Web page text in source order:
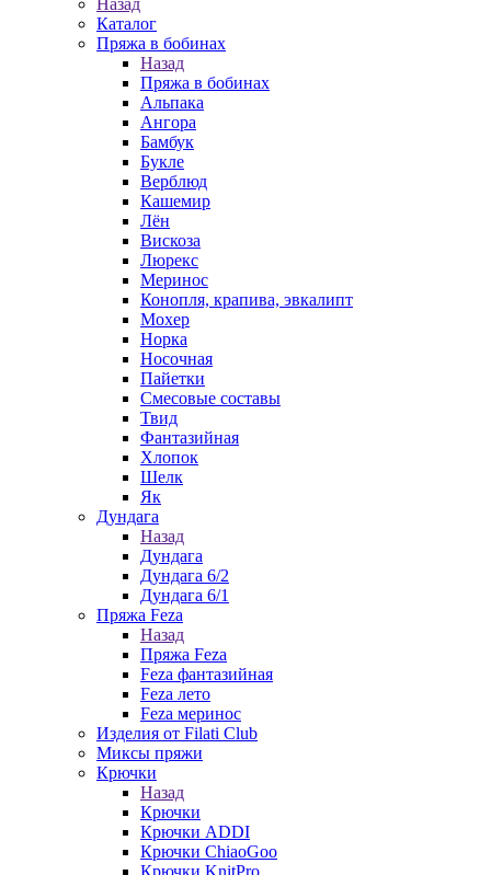
Каталог
Пряжа в бобинах
Назад
Пряжа в бобинах
Альпака
Ангора
Бамбук
Букле
Верблюд
Кашемир
Лён
Вискоза
Люрекс
Меринос
Конопля, крапива, эвкалипт
Мохер
Норка
Носочная
Пайетки
Смесовые составы
Твид
Фантазийная
Хлопок
Шелк
Як
Дундага
Назад
Дундага
Дундага 6/2
Дундага 6/1
Пряжа Feza
Назад
Пряжа Feza
Feza фантазийная
Feza лето
Feza меринос
Изделия от Filati Club
Миксы пряжи
Крючки
Назад
Крючки
Крючки ADDI
Крючки ChiaoGoo
Крючки KnitPro